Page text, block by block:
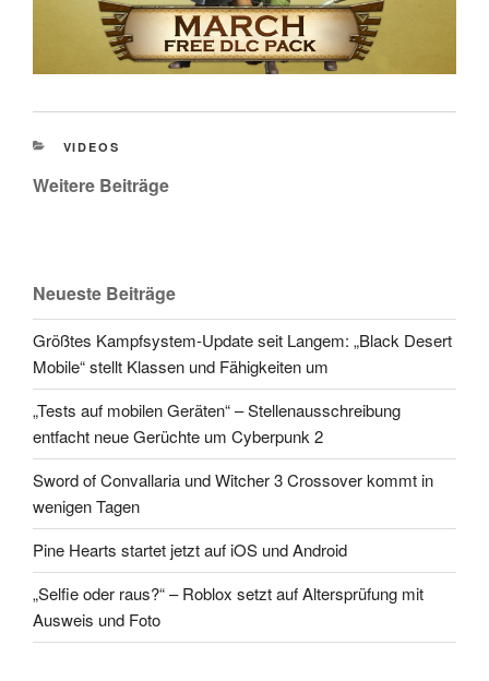
CATEGORIES
VIDEOS
Weitere Beiträge
Neueste Beiträge
Größtes Kampfsystem-Update seit Langem: „Black Desert
Mobile“ stellt Klassen und Fähigkeiten um
„Tests auf mobilen Geräten“ – Stellenausschreibung
entfacht neue Gerüchte um Cyberpunk 2
Sword of Convallaria und Witcher 3 Crossover kommt in
wenigen Tagen
Pine Hearts startet jetzt auf iOS und Android
„Selfie oder raus?“ – Roblox setzt auf Altersprüfung mit
Ausweis und Foto